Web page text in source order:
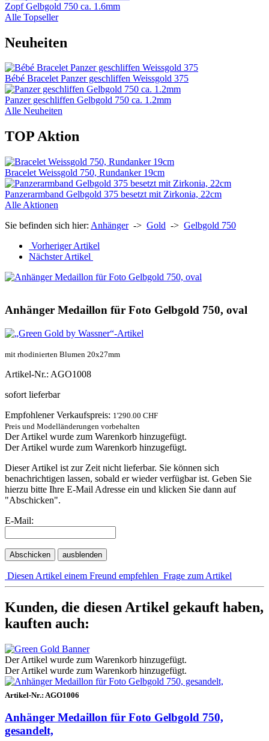
Zopf Gelbgold 750 ca. 1.6mm
Alle Topseller
Neuheiten
Bébé Bracelet Panzer geschliffen Weissgold 375
Panzer geschliffen Gelbgold 750 ca. 1.2mm
Alle Neuheiten
TOP Aktion
Bracelet Weissgold 750, Rundanker 19cm
Panzerarmband Gelbgold 375 besetzt mit Zirkonia, 22cm
Alle Aktionen
Sie befinden sich hier: Anhänger-> Gold -> Gelbgold 750
Vorheriger Artikel
Nächster Artikel
Anhänger Medaillon für Foto Gelbgold 750, oval
mit rhodinierten Blumen 20x27mm
Artikel-Nr.: AGO1008
sofort lieferbar
Empfohlener Verkaufspreis: 1'290.00 CHF
Preis und Modelländerungen vorbehalten
Der Artikel wurde zum Warenkorb hinzugefügt.
Der Artikel wurde zum Warenkorb hinzugefügt.
Dieser Artikel ist zur Zeit nicht lieferbar. Sie können sich
benachrichtigen lassen, sobald er wieder verfügbar ist. Geben Sie
hierzu bitte Ihre E-Mail Adresse ein und klicken Sie dann auf
"Abschicken".
E-Mail:
Abschicken ausblenden
Diesen Artikel einem Freund empfehlen Frage zum Artikel
Kunden, die diesen Artikel gekauft haben,
kauften auch:
Der Artikel wurde zum Warenkorb hinzugefügt.
Der Artikel wurde zum Warenkorb hinzugefügt.
Artikel-Nr.: AGO1006
Anhänger Medaillon für Foto Gelbgold 750,
gesandelt,